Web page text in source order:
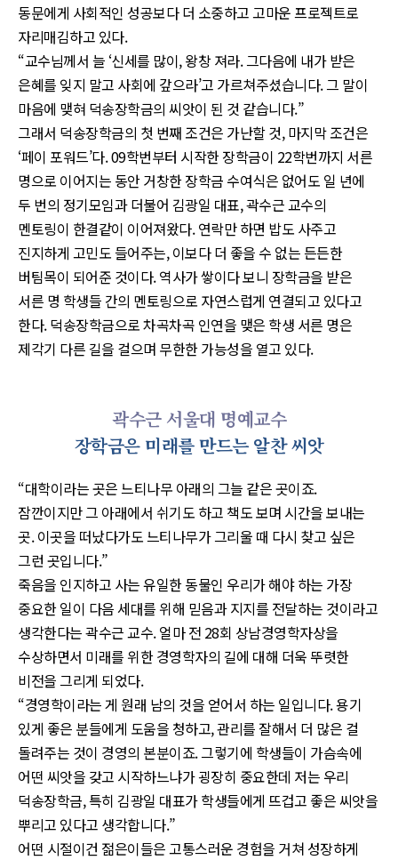
동문에게 사회적인 성공보다 더 소중하고 고마운 프로젝트로
자리매김하고 있다.
“교수님께서 늘 ‘신세를 많이, 왕창 져라. 그다음에 내가 받은
은혜를 잊지 말고 사회에 갚으라’고 가르쳐주셨습니다. 그 말이
마음에 맺혀 덕송장학금의 씨앗이 된 것 같습니다.”
그래서 덕송장학금의 첫 번째 조건은 가난할 것, 마지막 조건은
‘페이 포워드’다. 09학번부터 시작한 장학금이 22학번까지 서른
명으로 이어지는 동안 거창한 장학금 수여식은 없어도 일 년에
두 번의 정기모임과 더불어 김광일 대표, 곽수근 교수의
멘토링이 한결같이 이어져왔다. 연락만 하면 밥도 사주고
진지하게 고민도 들어주는, 이보다 더 좋을 수 없는 든든한
버팀목이 되어준 것이다. 역사가 쌓이다 보니 장학금을 받은
서른 명 학생들 간의 멘토링으로 자연스럽게 연결되고 있다고
한다. 덕송장학금으로 차곡차곡 인연을 맺은 학생 서른 명은
제각기 다른 길을 걸으며 무한한 가능성을 열고 있다.
곽수근 서울대 명예교수
장학금은 미래를 만드는 알찬 씨앗
“대학이라는 곳은 느티나무 아래의 그늘 같은 곳이죠.
잠깐이지만 그 아래에서 쉬기도 하고 책도 보며 시간을 보내는
곳. 이곳을 떠났다가도 느티나무가 그리울 때 다시 찾고 싶은
그런 곳입니다.”
죽음을 인지하고 사는 유일한 동물인 우리가 해야 하는 가장
중요한 일이 다음 세대를 위해 믿음과 지지를 전달하는 것이라고
생각한다는 곽수근 교수. 얼마 전 28회 상남경영학자상을
수상하면서 미래를 위한 경영학자의 길에 대해 더욱 뚜렷한
비전을 그리게 되었다.
“경영학이라는 게 원래 남의 것을 얻어서 하는 일입니다. 용기
있게 좋은 분들에게 도움을 청하고, 관리를 잘해서 더 많은 걸
돌려주는 것이 경영의 본분이죠. 그렇기에 학생들이 가슴속에
어떤 씨앗을 갖고 시작하느냐가 굉장히 중요한데 저는 우리
덕송장학금, 특히 김광일 대표가 학생들에게 뜨겁고 좋은 씨앗을
뿌리고 있다고 생각합니다.”
어떤 시절이건 젊은이들은 고통스러운 경험을 거쳐 성장하게